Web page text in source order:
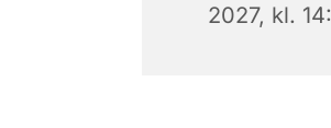
2027, kl.